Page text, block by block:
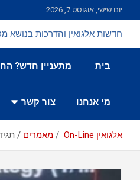
to
content
יום שישי, אוגוסט 7, 2026
חדשות אלגואין והדרכות בנושא
בית מתעניין חדש?
מי אנחנו צור קשר
אלגואין On-Line מאמרים